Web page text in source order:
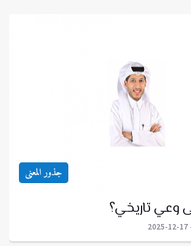
جذور المعنى
وعي تاريخي؟
2025-12-17